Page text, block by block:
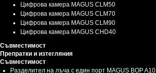
Цифрова камера MAGUS CLM50
Цифрова камера MAGUS CLM70
Цифрова камера MAGUS CLM90
Цифрова камера MAGUS CHD40
Съвместимост
Препратки и изтегляния
Съвместимост
Разделител на лъча с един порт MAGUS BOP A10